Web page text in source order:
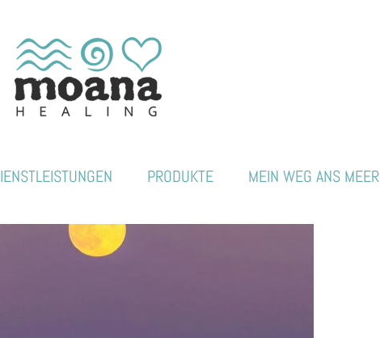
PRODUKTE MEIN WEG ANS MEER